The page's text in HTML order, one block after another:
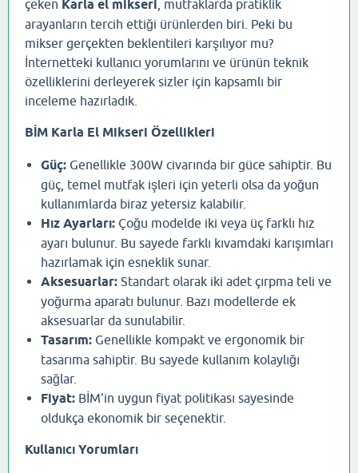
çeken Karla el mikseri
, mutfaklarda pratiklik
arayanların tercih ettiği ürünlerden biri. Peki bu
mikser gerçekten beklentileri karşılıyor mu?
İnternetteki kullanıcı yorumlarını ve ürünün teknik
özelliklerini derleyerek sizler için kapsamlı bir
inceleme hazırladık.
BİM Karla El Mikseri Özellikleri
Güç: Genellikle 300W civarında bir güce sahiptir. Bu
güç, temel mutfak işleri için yeterli olsa da yoğun
kullanımlarda biraz yetersiz kalabilir.
Hız Ayarları: Çoğu modelde iki veya üç farklı hız
ayarı bulunur. Bu sayede farklı kıvamdaki karışımları
hazırlamak için esneklik sunar.
Aksesuarlar: Standart olarak iki adet çırpma teli ve
yoğurma aparatı bulunur. Bazı modellerde ek
aksesuarlar da sunulabilir.
Tasarım: Genellikle kompakt ve ergonomik bir
tasarıma sahiptir. Bu sayede kullanım kolaylığı
sağlar.
Fiyat: BİM'in uygun fiyat politikası sayesinde
oldukça ekonomik bir seçenektir.
Kullanıcı Yorumları